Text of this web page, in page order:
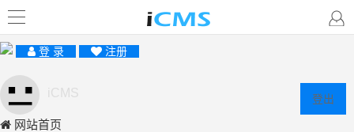
登 录 注册
登出
网站首页